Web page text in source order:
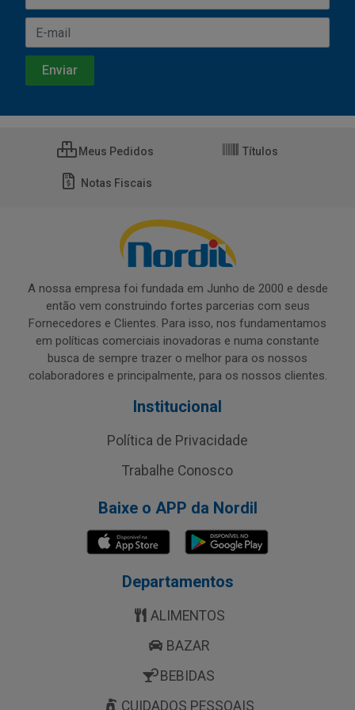
Meus Pedidos Títulos
Notas Fiscais
A nossa empresa foi fundada em Junho de 2000 e desde
então vem construindo fortes parcerias com seus
Fornecedores e Clientes. Para isso, nos fundamentamos
em políticas comerciais inovadoras e numa constante
busca de sempre trazer o melhor para os nossos
colaboradores e principalmente, para os nossos clientes.
Institucional
Política de Privacidade
Trabalhe Conosco
Baixe o APP da Nordil
Departamentos
ALIMENTOS
BAZAR
BEBIDAS
CUIDADOS PESSOAIS